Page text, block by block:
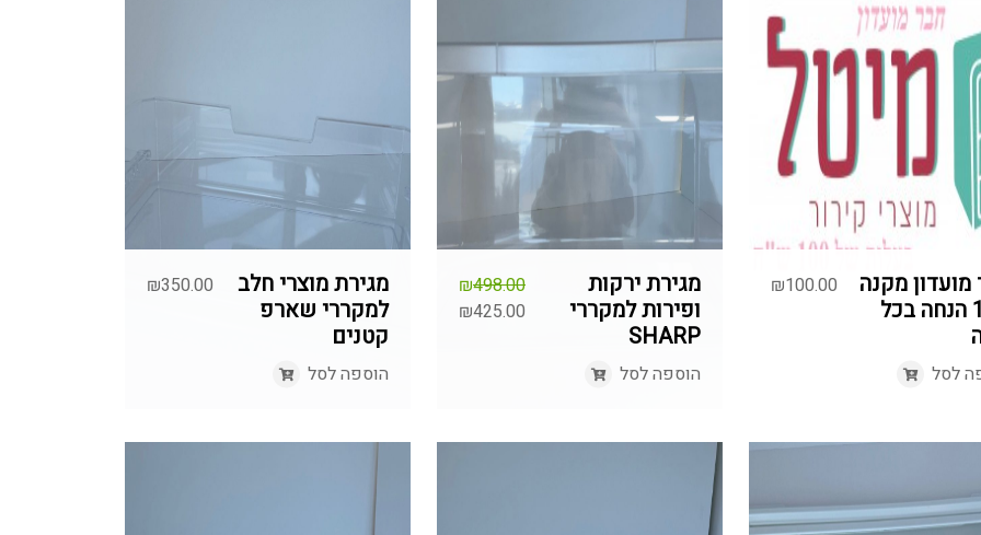
מועדון מקנה
10% הנחה בכל
לסל
₪100.00
מגירת ירקות
ופירות למקררי
SHARP
הוספה לסל
₪498.00
המחיר ₪425.00
מגירת מוצרי חלב
למקררי שארפ
קטנים
הוספה לסל
₪350.00